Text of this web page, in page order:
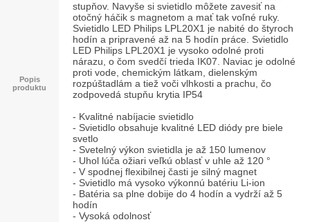
Popis
produktu
stupňov. Navyše si svietidlo môžete zavesiť na
otočný háčik s magnetom a mať tak voľné ruky.
Svietidlo LED Philips LPL20X1 je nabité do štyroch
hodín a pripravené až na 5 hodín práce. Svietidlo
LED Philips LPL20X1 je vysoko odolné proti
nárazu, o čom svedčí trieda IK07. Naviac je odolné
proti vode, chemickým látkam, dielenským
rozpúštadlám a tiež voči vlhkosti a prachu, čo
zodpovedá stupňu krytia IP54
- Kvalitné nabíjacie svietidlo
- Svietidlo obsahuje kvalitné LED diódy pre biele
svetlo
- Svetelný výkon svietidla je až 150 lumenov
- Uhol lúča ožiari veľkú oblasť v uhle až 120 °
- V spodnej flexibilnej časti je silný magnet
- Svietidlo má vysoko výkonnú batériu Li-ion
- Batéria sa plne dobije do 4 hodín a vydrží až 5
hodín
- Vysoká odolnosť